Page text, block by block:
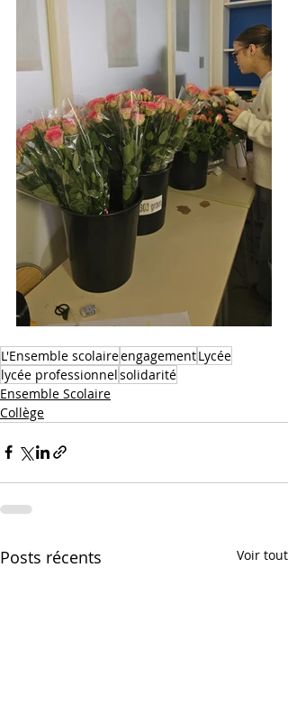
L'Ensemble scolaireengagementLycée
lycée professionnelsolidarité
Ensemble Scolaire
Collège
Posts récents Voir tout